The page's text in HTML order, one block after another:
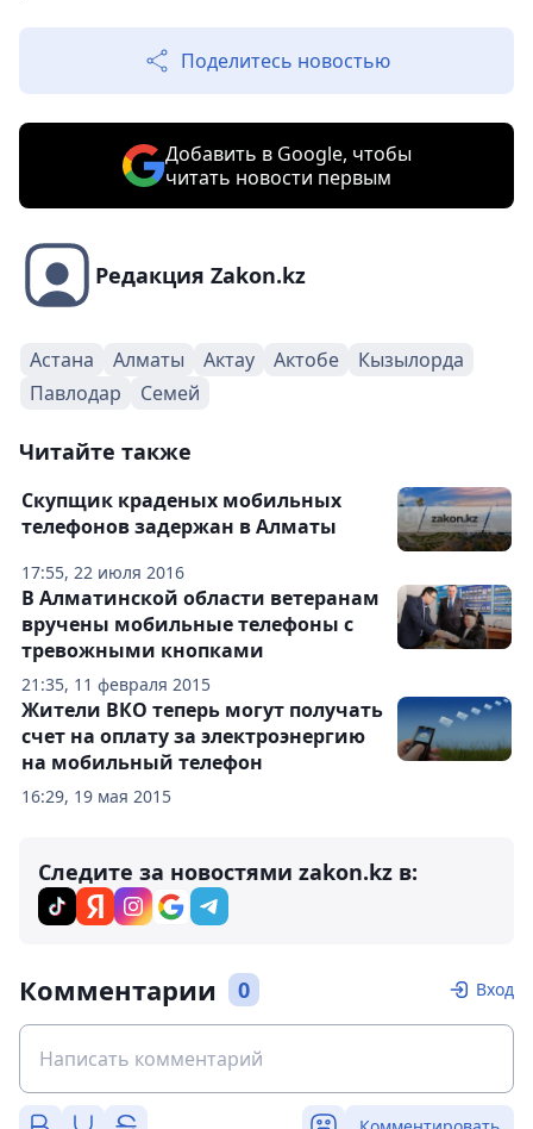
Поделитесь новостью
Добавить в Google, чтобы
читать новости первым
Редакция Zakon.kz
Астана Алматы Актау Актобе
Кызылорда
Павлодар
Семей
Читайте также
17:55, 22 июля 2016
Скупщик краденых мобильных
телефонов задержан в Алматы
21:35, 11 февраля 2015
В Алматинской области ветеранам
вручены мобильные телефоны с
тревожными кнопками
16:29, 19 мая 2015
Жители ВКО теперь могут получать
счет на оплату за электроэнергию
на мобильный телефон
Следите за новостями zakon.kz в:
Комментарии 0 Вход